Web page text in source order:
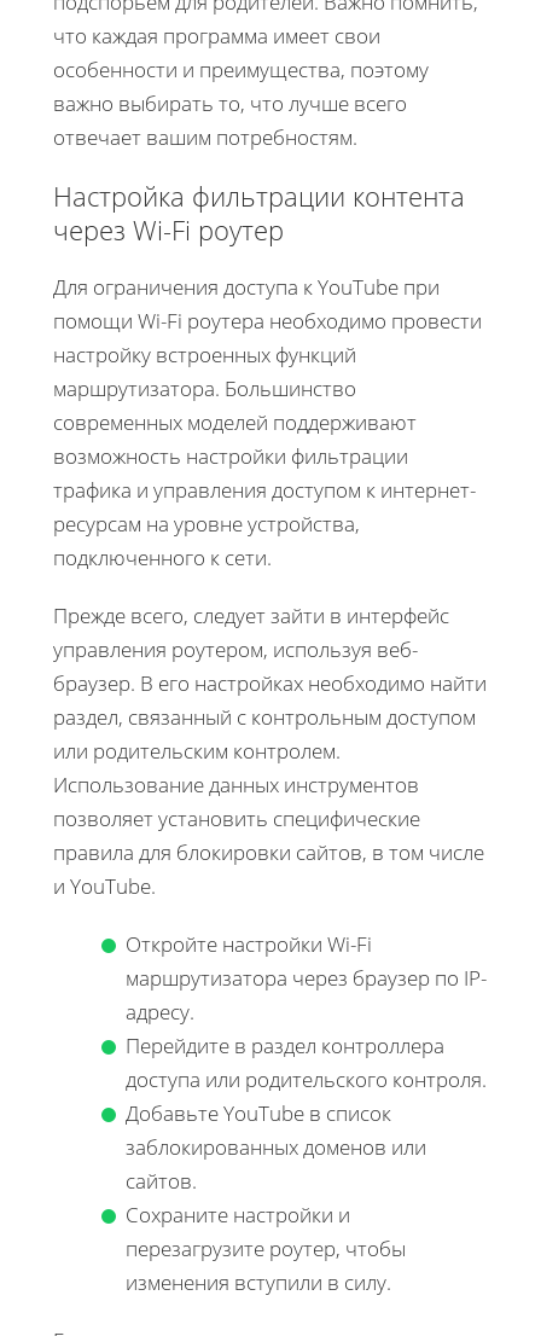
что каждая программа имеет свои
особенности и преимущества, поэтому
важно выбирать то, что лучше всего
отвечает вашим потребностям.
Настройка фильтрации контента
через Wi-Fi роутер
Для ограничения доступа к YouTube при
помощи Wi-Fi роутера необходимо провести
настройку встроенных функций
маршрутизатора. Большинство
современных моделей поддерживают
возможность настройки фильтрации
трафика и управления доступом к интернет-
ресурсам на уровне устройства,
подключенного к сети.
Прежде всего, следует зайти в интерфейс
управления роутером, используя веб-
браузер. В его настройках необходимо найти
раздел, связанный с контрольным доступом
или родительским контролем.
Использование данных инструментов
позволяет установить специфические
правила для блокировки сайтов, в том числе
и YouTube.
Откройте настройки Wi-Fi
маршрутизатора через браузер по IP-
адресу.
Перейдите в раздел контроллера
доступа или родительского контроля.
Добавьте YouTube в список
заблокированных доменов или
сайтов.
Сохраните настройки и
перезагрузите роутер, чтобы
изменения вступили в силу.